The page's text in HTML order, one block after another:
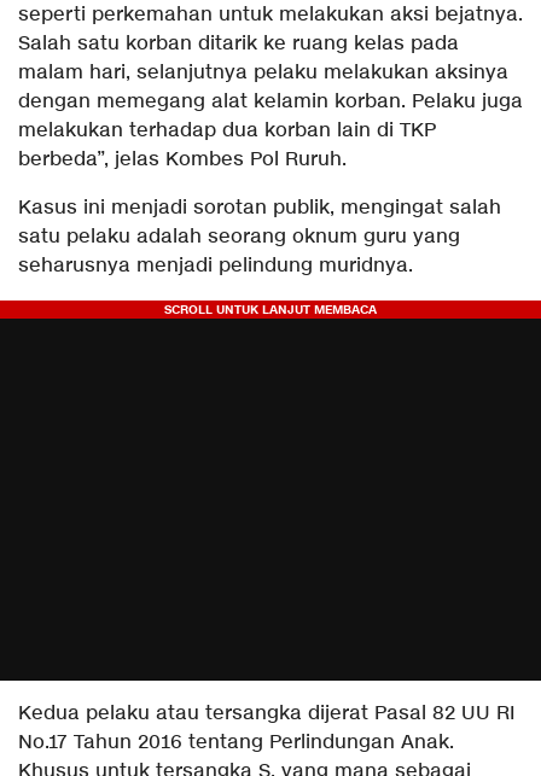
seperti perkemahan untuk melakukan aksi bejatnya.
Salah satu korban ditarik ke ruang kelas pada
malam hari, selanjutnya pelaku melakukan aksinya
dengan memegang alat kelamin korban. Pelaku juga
melakukan terhadap dua korban lain di TKP
berbeda”, jelas Kombes Pol Ruruh.
Kasus ini menjadi sorotan publik, mengingat salah
satu pelaku adalah seorang oknum guru yang
seharusnya menjadi pelindung muridnya.
Kedua pelaku atau tersangka dijerat Pasal 82 UU RI
No.17 Tahun 2016 tentang Perlindungan Anak.